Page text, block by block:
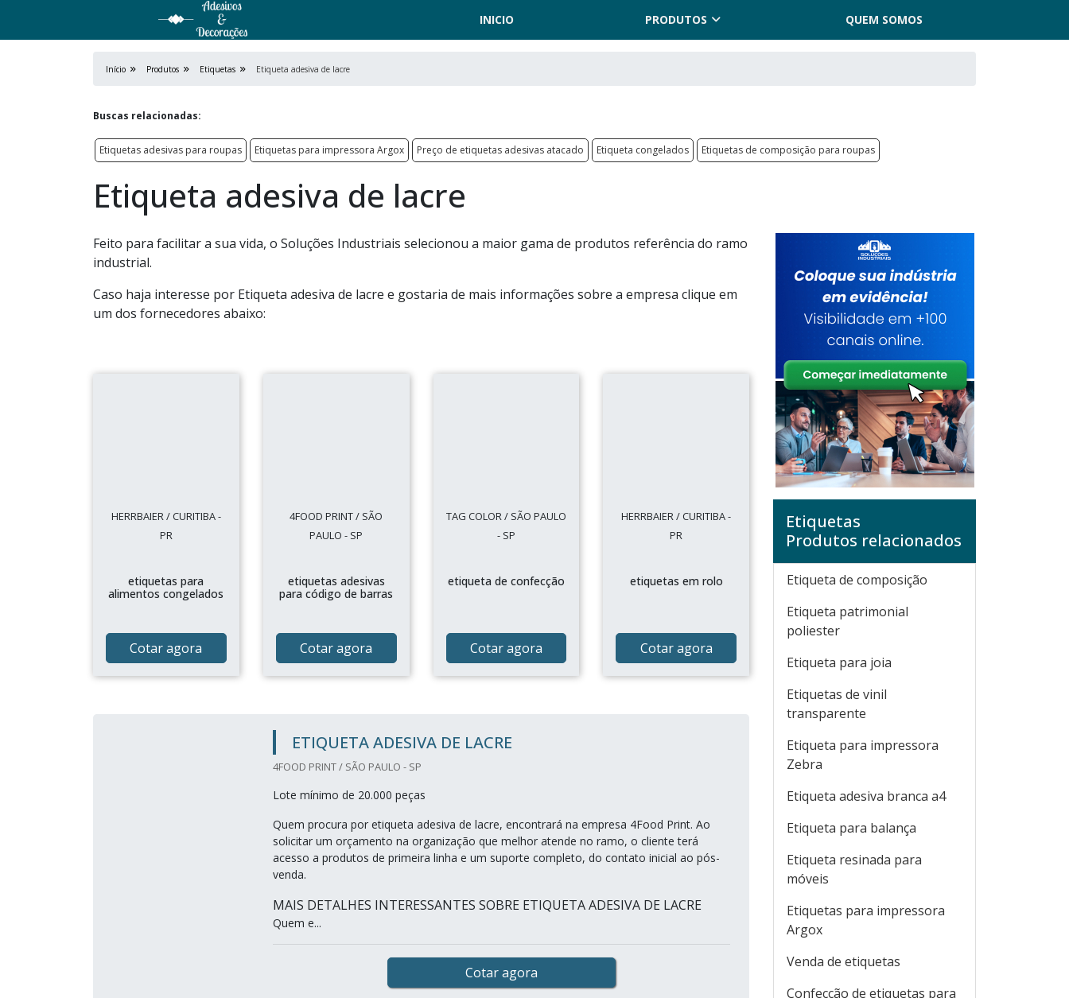
INICIO PRODUTOS QUEM SOMOS
Início Produtos Etiquetas Etiqueta adesiva de lacre
Buscas relacionadas:
Etiquetas adesivas para roupas Etiquetas para impressora Argox Preço de etiquetas adesivas atacado Etiqueta congelados Etiquetas de composição para roupas
Etiqueta adesiva de lacre
Feito para facilitar a sua vida, o Soluções Industriais selecionou a maior gama de produtos referência do ramo
industrial.
Caso haja interesse por Etiqueta adesiva de lacre e gostaria de mais informações sobre a empresa clique em
um dos fornecedores abaixo:
HERRBAIER / CURITIBA -
PR
etiquetas para
alimentos congelados
Cotar agora
4FOOD PRINT / SÃO
PAULO - SP
etiquetas adesivas
para código de barras
Cotar agora
TAG COLOR / SÃO PAULO
- SP
etiqueta de confecção
Cotar agora
HERRBAIER / CURITIBA -
PR
etiquetas em rolo
Cotar agora
ETIQUETA ADESIVA DE LACRE
4FOOD PRINT / SÃO PAULO - SP
Lote mínimo de 20.000 peças
Quem procura por etiqueta adesiva de lacre, encontrará na empresa 4Food Print. Ao
solicitar um orçamento na organização que melhor atende no ramo, o cliente terá
acesso a produtos de primeira linha e um suporte completo, do contato inicial ao pós-
venda.
MAIS DETALHES INTERESSANTES SOBRE ETIQUETA ADESIVA DE LACRE
Quem e...
Cotar agora
Etiquetas
Produtos relacionados
Etiqueta de composição
Etiqueta patrimonial
poliester
Etiqueta para joia
Etiquetas de vinil
transparente
Etiqueta para impressora
Zebra
Etiqueta adesiva branca a4
Etiqueta para balança
Etiqueta resinada para
móveis
Etiquetas para impressora
Argox
Venda de etiquetas
Confecção de etiquetas para